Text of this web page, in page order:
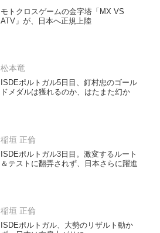
モトクロスゲームの金字塔「MX VS
ATV」が、日本へ正規上陸
松本竜
ISDEポルトガル5日目、釘村忠のゴール
ドメダルは獲れるのか、はたまた幻か
稲垣 正倫
ISDEポルトガル3日目。激変するルート
＆テストに翻弄されず、日本さらに躍進
稲垣 正倫
ISDEポルトガル、大勢のリザルト動か